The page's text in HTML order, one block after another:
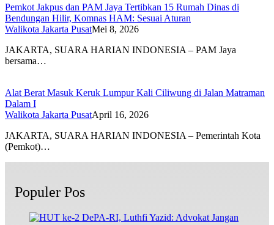
Pemkot Jakpus dan PAM Jaya Tertibkan 15 Rumah Dinas di
Bendungan Hilir, Komnas HAM: Sesuai Aturan
Walikota Jakarta PusatMei 8, 2026
JAKARTA, SUARA HARIAN INDONESIA – PAM Jaya
bersama…
Alat Berat Masuk Keruk Lumpur Kali Ciliwung di Jalan Matraman
Dalam I
Walikota Jakarta PusatApril 16, 2026
JAKARTA, SUARA HARIAN INDONESIA – Pemerintah Kota
(Pemkot)…
Populer Pos